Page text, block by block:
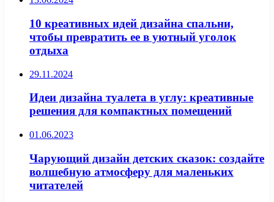
10 креативных идей дизайна спальни,
чтобы превратить ее в уютный уголок
отдыха
29.11.2024
Идеи дизайна туалета в углу: креативные
решения для компактных помещений
01.06.2023
Чарующий дизайн детских сказок: создайте
волшебную атмосферу для маленьких
читателей